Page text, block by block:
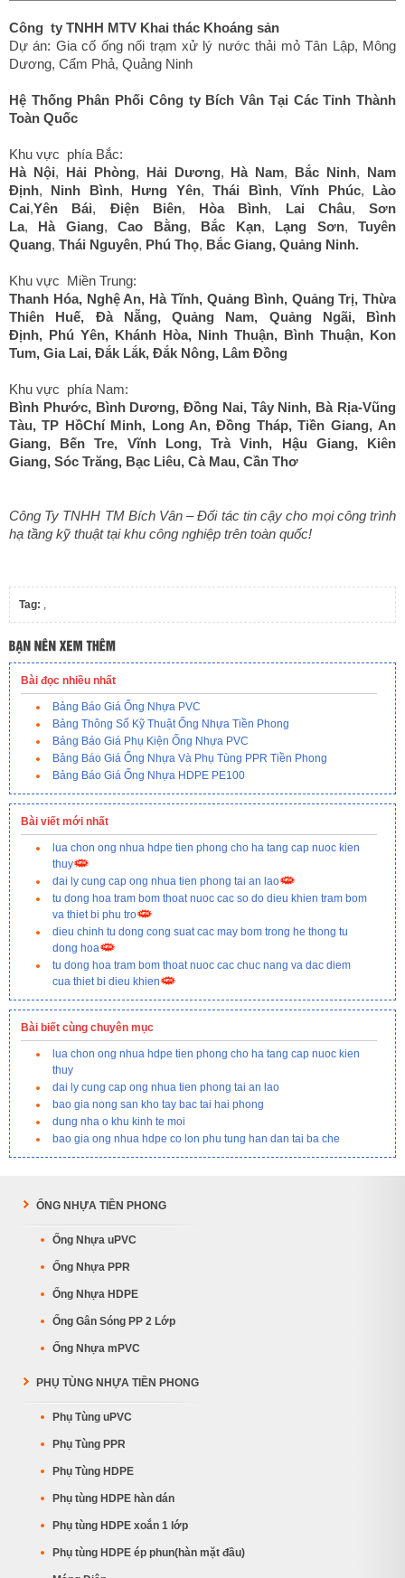
Công ty TNHH MTV Khai thác Khoáng sản
Dự án: Gia cố ống nối trạm xử lý nước thải mỏ Tân Lập, Mông
Dương, Cẩm Phả, Quảng Ninh
Hệ Thống Phân Phối Công ty Bích Vân Tại Các Tỉnh Thành
Toàn Quốc
Khu vực phía Bắc:
Hà Nội, Hải Phòng, Hải Dương, Hà Nam, Bắc Ninh, Nam
Định, Ninh Bình, Hưng Yên,Thái Bình,Vĩnh Phúc, Lào
Cai,Yên Bái, Điện Biên, Hòa Bình, Lai Châu, Sơn
La, Hà Giang,Cao Bằng, Bắc Kạn, Lạng Sơn,Tuyên
Quang, Thái Nguyên, Phú Thọ, Bắc Giang, Quảng Ninh.
Khu vực Miền Trung:
Thanh Hóa, Nghệ An, Hà Tĩnh, Quảng Bình, Quảng Trị,Thừa
Thiên Huế, Đà Nẵng, Quảng Nam, Quảng Ngãi, Bình
Định, Phú Yên, Khánh Hòa, Ninh Thuận, Bình Thuận, Kon
Tum, Gia Lai, Đắk Lắk, Đắk Nông, Lâm Đồng
Khu vực phía Nam:
Bình Phước, Bình Dương,Đồng Nai, Tây Ninh, Bà Rịa-Vũng
Tàu,TP HồChí Minh, Long An,Đồng Tháp,Tiền Giang, An
Giang, Bến Tre, Vĩnh Long,Trà Vinh, Hậu Giang, Kiên
Giang, Sóc Trăng, Bạc Liêu, Cà Mau, Cần Thơ
Công Ty TNHH TM Bích Vân – Đối tác tin cậy cho mọi công trình
hạ tầng kỹ thuật tại khu công nghiệp trên toàn quốc!
Tag: ,
Bài đọc nhiều nhất
Bảng Báo Giá Ống Nhựa PVC
Bảng Thông Số Kỹ Thuật Ống Nhựa Tiền Phong
Bảng Báo Giá Phụ Kiện Ống Nhựa PVC
Bảng Báo Giá Ống Nhựa Và Phụ Tùng PPR Tiền Phong
Bảng Báo Giá Ống Nhựa HDPE PE100
Bài viết mới nhất
lua chon ong nhua hdpe tien phong cho ha tang cap nuoc kien
thuy
dai ly cung cap ong nhua tien phong tai an lao
tu dong hoa tram bom thoat nuoc cac so do dieu khien tram bom
va thiet bi phu tro
dieu chinh tu dong cong suat cac may bom trong he thong tu
dong hoa
tu dong hoa tram bom thoat nuoc cac chuc nang va dac diem
cua thiet bi dieu khien
Bài biết cùng chuyên mục
lua chon ong nhua hdpe tien phong cho ha tang cap nuoc kien
thuy
dai ly cung cap ong nhua tien phong tai an lao
bao gia nong san kho tay bac tai hai phong
dung nha o khu kinh te moi
bao gia ong nhua hdpe co lon phu tung han dan tai ba che
ỐNG NHỰA TIỀN PHONG
Ống Nhựa uPVC
Ống Nhựa PPR
Ống Nhựa HDPE
Ống Gân Sóng PP 2 Lớp
Ống Nhựa mPVC
PHỤ TÙNG NHỰA TIỀN PHONG
Phụ Tùng uPVC
Phụ Tùng PPR
Phụ Tùng HDPE
Phụ tùng HDPE hàn dán
Phụ tùng HDPE xoắn 1 lớp
Phụ tùng HDPE ép phun(hàn mặt đầu)